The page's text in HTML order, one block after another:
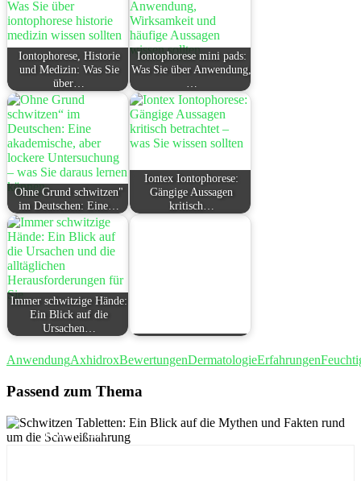
Iontophorese, Historie
und Medizin: Was Sie
über…
Iontophorese mini pads:
Was Sie über Anwendung,
Ohne Grund schwitzen"
im Deutschen: Eine…
Iontex Iontophorese:
Gängige Aussagen
kritisch…
Immer schwitzige Hände:
Ein Blick auf die
Ursachen…
AnwendungAxhidroxBewertungenDermatologieErfahrungen
Passend zum Thema
19 APR., 2025